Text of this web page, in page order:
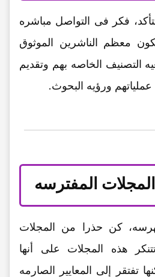
فکر فی التواصل مباشره
معظم الناشرین الموثوق
التصنیف الخاصه بهم وتقدیم
ورؤیه البحوث.
المفترسه
کن حذرا من المجلات
هذه المجلات على أنها
تفتقر إلى المعاییر الصارمه